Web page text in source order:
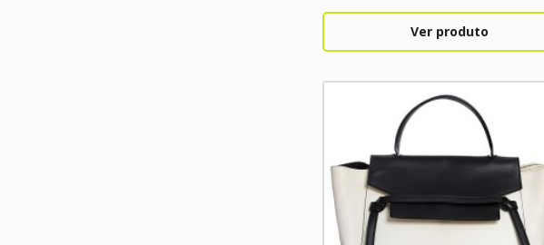
Ver produto